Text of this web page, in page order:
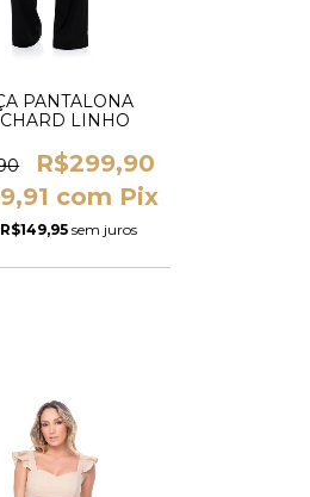
PANTALONA
LINHO
R$299,90
com Pix
R$149,95 sem juros